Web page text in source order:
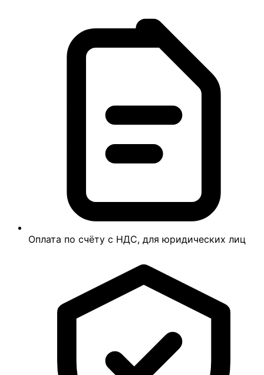
Оплата по счёту с НДС, для юридических лиц